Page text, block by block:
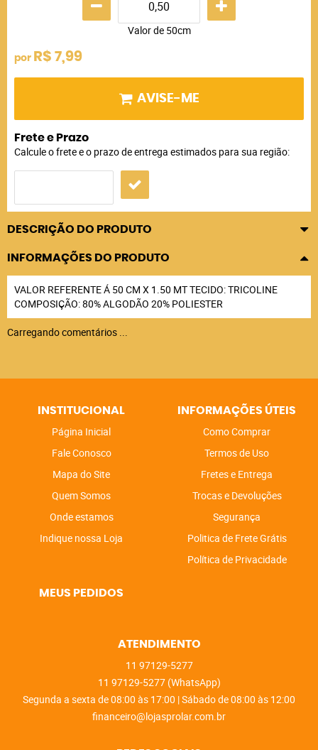
Valor de 50cm
por R$ 7,99
AVISE-ME
Frete e Prazo
Calcule o frete e o prazo de entrega estimados para sua região:
DESCRIÇÃO DO PRODUTO
INFORMAÇÕES DO PRODUTO
VALOR REFERENTE Á 50 CM X 1.50 MT TECIDO: TRICOLINE
COMPOSIÇÃO: 80% ALGODÃO 20% POLIESTER
Carregando comentários ...
INSTITUCIONAL
Página Inicial
Fale Conosco
Mapa do Site
Quem Somos
Onde estamos
Indique nossa Loja
INFORMAÇÕES ÚTEIS
Como Comprar
Termos de Uso
Fretes e Entrega
Trocas e Devoluções
Segurança
Politica de Frete Grátis
Política de Privacidade
MEUS PEDIDOS
ATENDIMENTO
11 97129-5277
11 97129-5277 (WhatsApp)
Segunda a sexta de 08:00 às 17:00 | Sábado de 08:00 às 12:00
financeiro@lojasprolar.com.br